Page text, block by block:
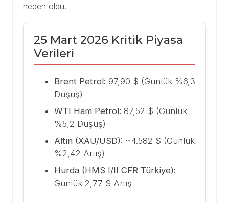
neden oldu.
25 Mart 2026 Kritik Piyasa
Verileri
Brent Petrol: 97,90 $ (Günlük %6,3
Düşüş)
WTI Ham Petrol: 87,52 $ (Günlük
%5,2 Düşüş)
Altın (XAU/USD): ~4.582 $ (Günlük
%2,42 Artış)
Hurda (HMS I/II CFR Türkiye):
Günlük 2,77 $ Artış